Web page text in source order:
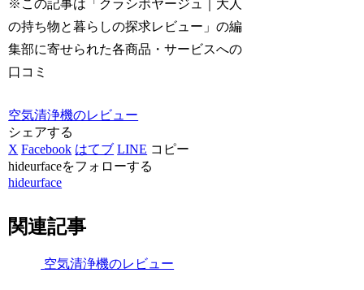
※この記事は「クラシボヤージュ｜大人
の持ち物と暮らしの探求レビュー」の編
集部に寄せられた各商品・サービスへの
口コミ
空気清浄機のレビュー
シェアする
X Facebook はてブ LINE コピー
hideurfaceをフォローする
hideurface
関連記事
空気清浄機のレビュー